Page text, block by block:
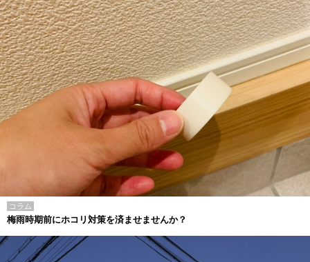
コラム
梅雨時期前にホコリ対策を済ませませんか？